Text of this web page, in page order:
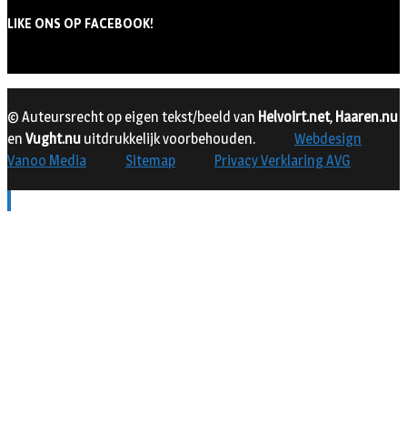
LIKE ONS OP FACEBOOK!
© Auteursrecht op eigen tekst/beeld van Helvoirt.net, Haaren.nu
en Vught.nu uitdrukkelijk voorbehouden.
Webdesign
Vanoo Media
Sitemap Privacy Verklaring AVG